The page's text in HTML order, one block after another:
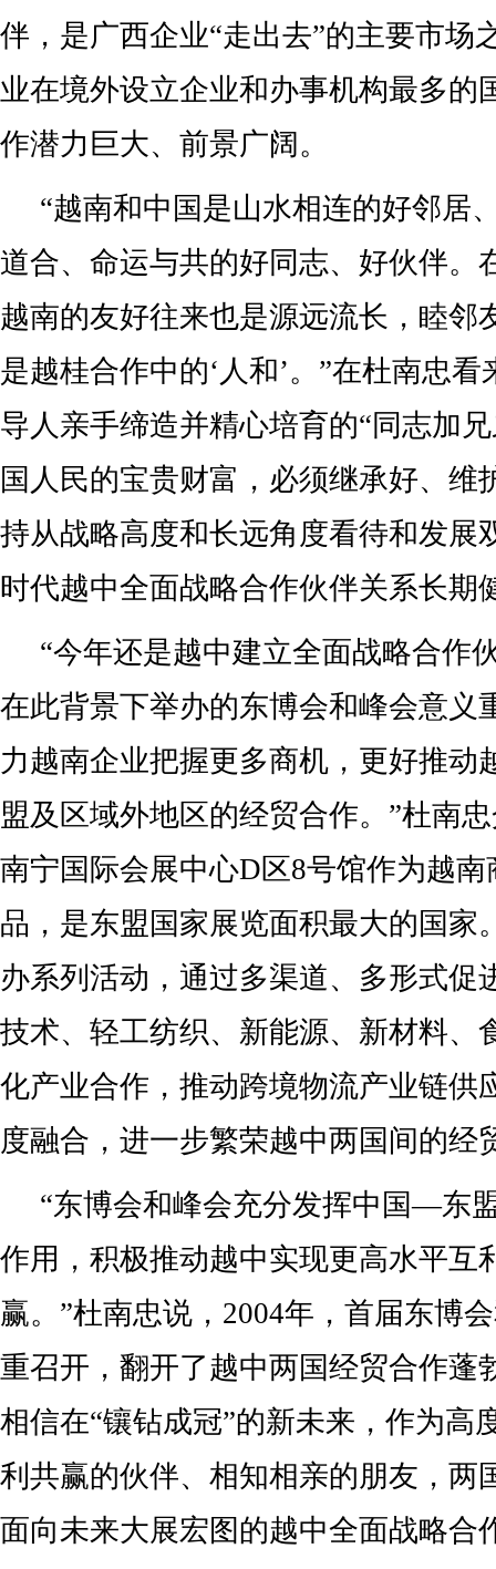
伴，是广西企业“走出去”的主要市场
业在境外设立企业和办事机构最多的
作潜力巨大、前景广阔。
“越南和中国是山水相连的好邻居
道合、命运与共的好同志、好伙伴。
越南的友好往来也是源远流长，睦邻
是越桂合作中的‘人和’。”在杜南忠
导人亲手缔造并精心培育的“同志加
国人民的宝贵财富，必须继承好、维
持从战略高度和长远角度看待和发展
时代越中全面战略合作伙伴关系长期
“今年还是越中建立全面战略合作
在此背景下举办的东博会和峰会意义
力越南企业把握更多商机，更好推
盟及区域外地区的经贸合作。”杜南
南宁国际会展中心D区8号馆作为越
品，是东盟国家展览面积最大的国家
办系列活动，通过多渠道、多形式促
技术、轻工纺织、新能源、新材料、
化产业合作，推动跨境物流产业链供
度融合，进一步繁荣越中两国间的经
“东博会和峰会充分发挥中国—东
作用，积极推动越中实现更高水平互
赢。”杜南忠说，2004年，首届东博
重召开，翻开了越中两国经贸合作蓬
相信在“镶钻成冠”的新未来，作为高
利共赢的伙伴、相知相亲的朋友，两
面向未来大展宏图的越中全面战略合